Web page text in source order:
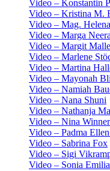
Video – Konstantin
Video – Kristina M.
Video – Mag.
Video – Marga
Video – Margit
Video – Marlene
Video – Martina
Video – Mayonah
Video – Namiah
Video – Nana Shuni
Video – Nathanja
Video – Nina Winner
Video – Padma
Video – Sabrina Fox
Video – Sigi
Video – Sonia